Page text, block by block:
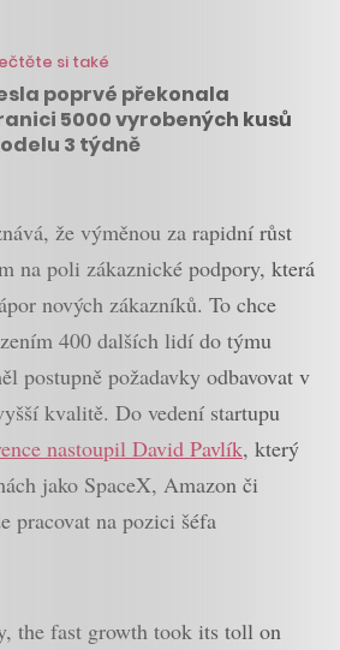
si také
poprvé překonala
5000 vyrobených kusů
3 týdně
že výměnou za rapidní růst
na poli zákaznické podpory, která
nových zákazníků. To chce
400 dalších lidí do týmu
postupně požadavky odbavovat v
kvalitě. Do vedení startupu
nastoupil David Pavlík, který
jako SpaceX, Amazon či
na pozici šéfa
the fast growth took its toll on